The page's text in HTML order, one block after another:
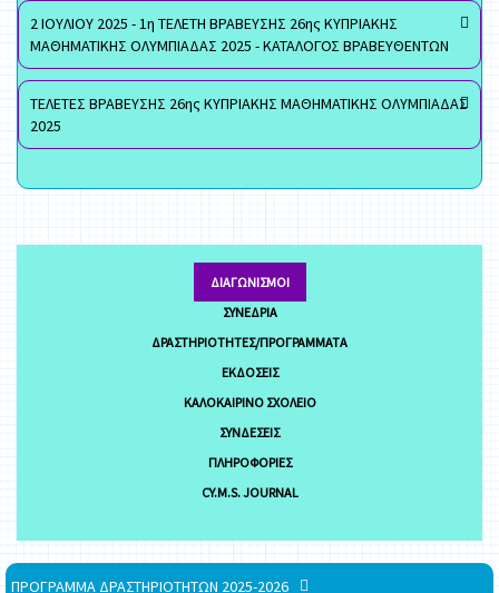
2 ΙΟΥΛΙΟΥ 2025 - 1η ΤΕΛΕΤΗ ΒΡΑΒΕΥΣΗΣ 26ης ΚΥΠΡΙΑΚΗΣ
ΜΑΘΗΜΑΤΙΚΗΣ ΟΛΥΜΠΙΑΔΑΣ 2025 - ΚΑΤΑΛΟΓΟΣ ΒΡΑΒΕΥΘΕΝΤΩΝ
ΤΕΛΕΤΕΣ ΒΡΑΒΕΥΣΗΣ 26ης ΚΥΠΡΙΑΚΗΣ ΜΑΘΗΜΑΤΙΚΗΣ ΟΛΥΜΠΙΑΔΑΣ
2025
ΔΙΑΓΩΝΙΣΜΟΊ
ΣΥΝΈΔΡΙΑ
ΔΡΑΣΤΗΡΙΌΤΗΤΕΣ/ΠΡΟΓΡΆΜΜΑΤΑ
ΕΚΔΌΣΕΙΣ
ΚΑΛΟΚΑΙΡΙΝΌ ΣΧΟΛΕΊΟ
ΣΥΝΔΈΣΕΙΣ
ΠΛΗΡΟΦΟΡΊΕΣ
CY.M.S. JOURNAL
ΠΡΟΓΡΑΜΜΑ ΔΡΑΣΤΗΡΙΟΤΗΤΩΝ 2025-2026